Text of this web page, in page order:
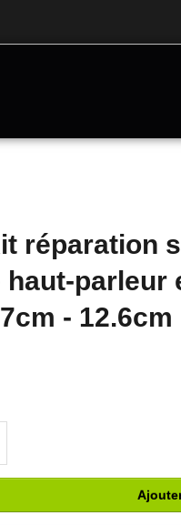
réparation
haut-parleur
- 12.6cm